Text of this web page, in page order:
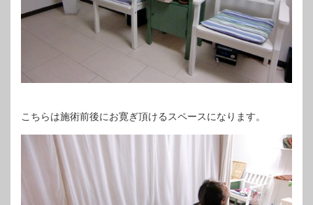
こちらは施術前後にお寛ぎ頂けるスペースになります。